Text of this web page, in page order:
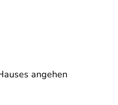
angehen